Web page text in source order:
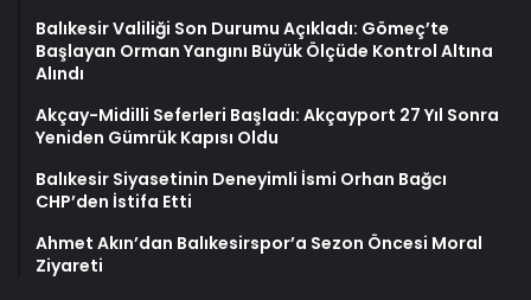
Balıkesir Valiliği Son Durumu Açıkladı: Gömeç’te
Başlayan Orman Yangını Büyük Ölçüde Kontrol Altına
Alındı
Akçay-Midilli Seferleri Başladı: Akçayport 27 Yıl Sonra
Yeniden Gümrük Kapısı Oldu
Balıkesir Siyasetinin Deneyimli İsmi Orhan Bağcı
CHP’den İstifa Etti
Ahmet Akın’dan Balıkesirspor’a Sezon Öncesi Moral
Ziyareti